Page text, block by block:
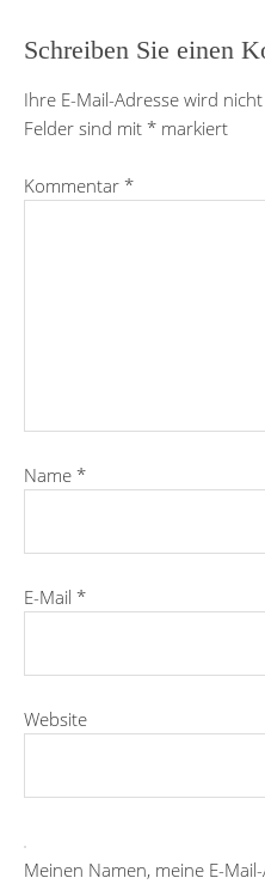
Schreiben Sie einen
Ihre E-Mail-Adresse wird
Felder sind mit * markiert
Kommentar *
Name *
E-Mail *
Website
Meinen Namen, meine E-